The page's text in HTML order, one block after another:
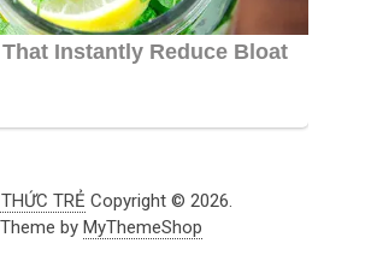
TRẺ Copyright © 2026.
Theme by MyThemeShop